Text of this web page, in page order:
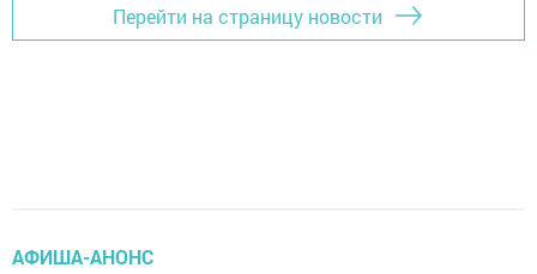
Перейти на страницу новости
АФИША-АНОНС